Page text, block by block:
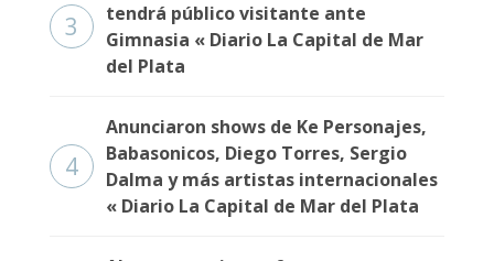
3
tendrá público visitante ante
Gimnasia « Diario La Capital de Mar
del Plata
4
Anunciaron shows de Ke Personajes,
Babasonicos, Diego Torres, Sergio
Dalma y más artistas internacionales
« Diario La Capital de Mar del Plata